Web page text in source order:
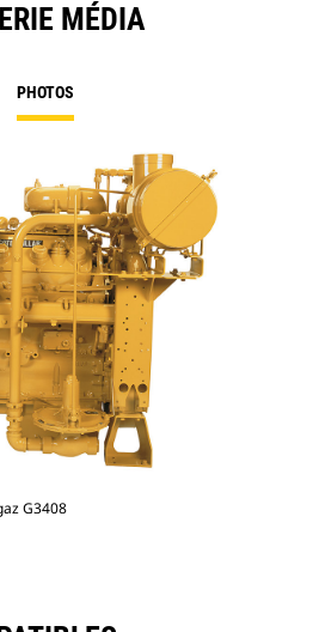
MÉDIA
PHOTOS
G3408